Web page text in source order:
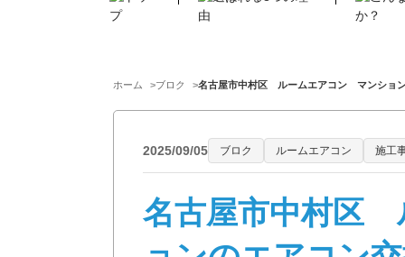
ホーム ブロク 名古屋市中村区 ルームエアコン マンショ
2025/09/05 ブロク ルームエアコン 施工
名古屋市中村区